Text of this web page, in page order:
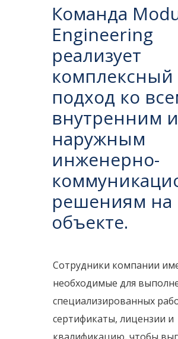
Команда
Engineering
реализует
комплексный
подход ко
внутренним и
наружным
инженерно-
решениям на
объекте.
Сотрудники компании
необходимые для
специализированных
сертификаты, лицензии и